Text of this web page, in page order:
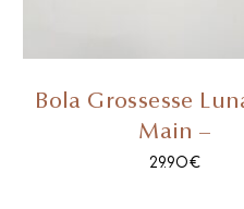
Bola Grossesse
Main –
29.90€